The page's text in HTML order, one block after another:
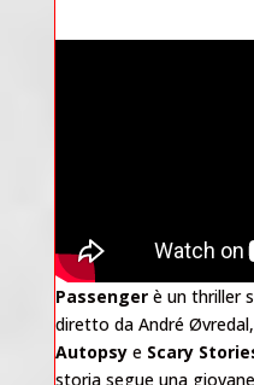
Passengerè un thriller
diretto da André
Autopsye Scary
storia segue una